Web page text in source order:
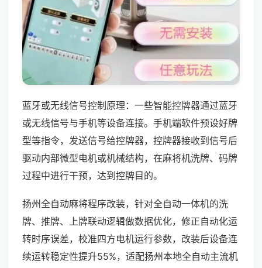
蓝牙或无线信号控制原理：一些智能控牌器通过蓝牙
或无线信号与手机等设备连接。手机端软件预设好牌
型等指令，发送信号给控牌器，控牌器接收到信号后
驱动内部微型电机或机械结构，在麻将机洗牌、码牌
过程中进行干预，达到控牌目的。
扬州全自动麻将程序改装，针对全自动一体机的洗
牌、推牌、上牌联动逻辑做数据优化，修正自动化运
转时序误差，校准四方电机运行参数，改装后设备连
续运转稳定性提升55%，适配扬州本地全自动主流机